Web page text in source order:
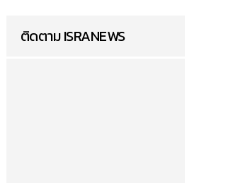
ติดตาม ISRANEWS